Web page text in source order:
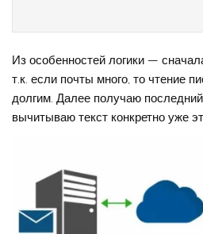
Из особенностей логики —
т.к. если почты много, то чтение
долгим. Далее получаю последний
вычитываю текст конкретно уже